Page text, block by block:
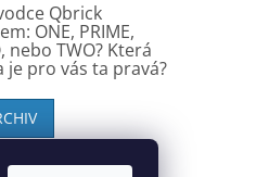
Qbrick
ONE, PRIME,
nebo TWO? Která
je pro vás ta pravá?